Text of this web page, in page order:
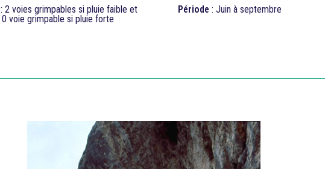
: 2 voies grimpables si pluie faible et
0 voie grimpable si pluie forte
Période : Juin à septembre